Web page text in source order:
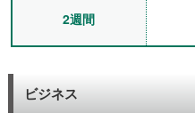
2週間
ビジネス